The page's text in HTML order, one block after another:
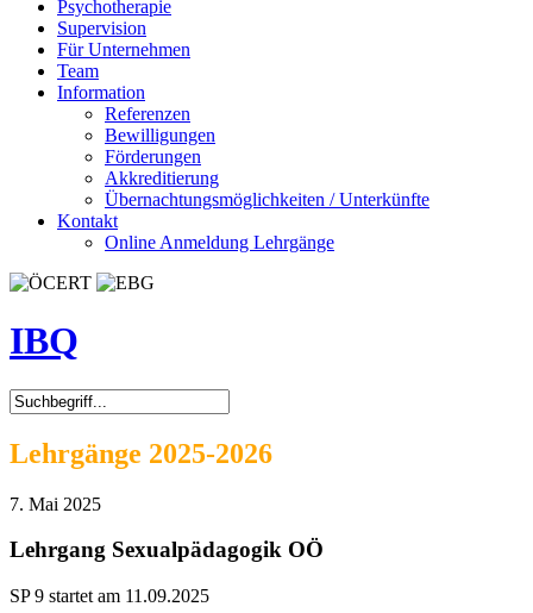
Psychotherapie
Supervision
Für Unternehmen
Team
Information
Referenzen
Bewilligungen
Förderungen
Akkreditierung
Übernachtungsmöglichkeiten / Unterkünfte
Kontakt
Online Anmeldung Lehrgänge
IBQ
Lehrgänge 2025-2026
7. Mai 2025
Lehrgang Sexualpädagogik OÖ
SP 9 startet am 11.09.2025